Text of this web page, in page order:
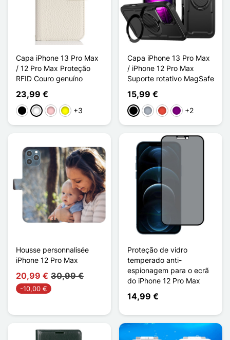
Capa iPhone 13 Pro Max
/ 12 Pro Max Proteção
RFID Couro genuíno
23,99 €
PretoBrancoRosaAmarelo
+3
Capa iPhone 13 Pro Max
/ iPhone 12 Pro Max
Suporte rotativo MagSafe
15,99 €
PretoCinzentoVermelho
Púrpura
+2
Housse personnalisée
iPhone 12 Pro Max
20,99 € 30,99 €
-10,00 €
Proteção de vidro
temperado anti-
espionagem para o ecrã
do iPhone 12 Pro Max
14,99 €